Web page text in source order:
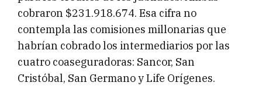
cobraron $231.918.674. Esa cifra no
contempla las comisiones millonarias que
habrían cobrado los intermediarios por las
cuatro coaseguradoras: Sancor, San
Cristóbal, San Germano y Life Orígenes.